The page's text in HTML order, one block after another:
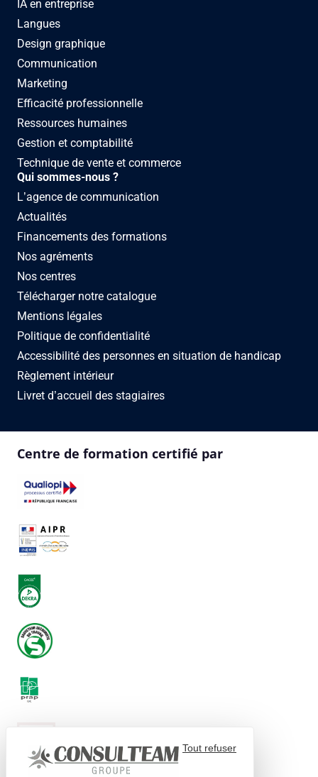
IA en entreprise
Langues
Design graphique
Communication
Marketing
Efficacité professionnelle
Ressources humaines
Gestion et comptabilité
Technique de vente et commerce
Qui sommes-nous ?
L’agence de communication
Actualités
Financements des formations
Nos agréments
Nos centres
Télécharger notre catalogue
Mentions légales
Politique de confidentialité
Accessibilité des personnes en situation de handicap
Règlement intérieur
Livret d’accueil des stagiaires
Centre de formation certifié par
Tout refuser